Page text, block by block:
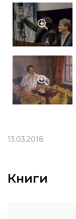
13.03.2018
Книги